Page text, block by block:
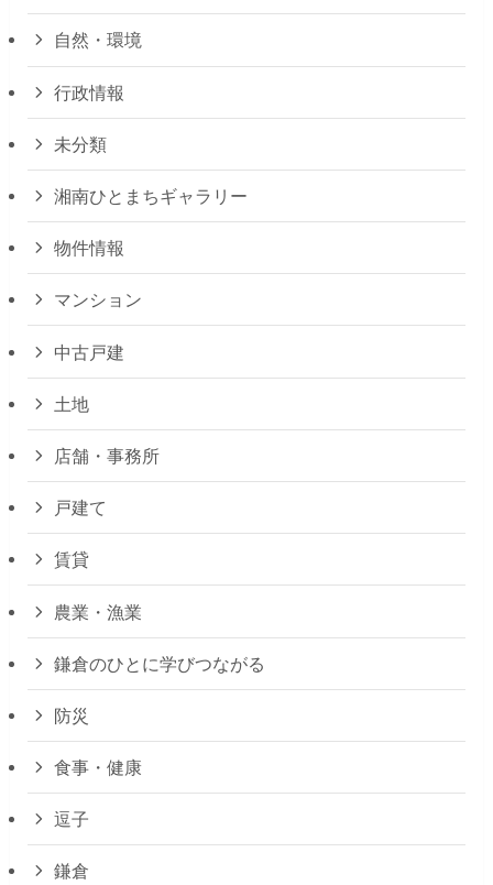
自然・環境
行政情報
未分類
湘南ひとまちギャラリー
物件情報
マンション
中古戸建
土地
店舗・事務所
戸建て
賃貸
農業・漁業
鎌倉のひとに学びつながる
防災
食事・健康
逗子
鎌倉